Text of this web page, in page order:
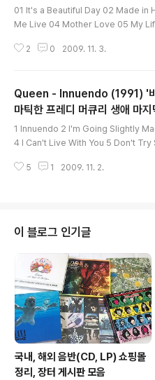
오 앨범'
01 It's a Beautiful Day 02 Made in
Me Live 04 Mother Love 05 My
Everyone 08 Too Much Love Will
dden Track) 새로운 퀸 리뷰와 정보들
버 포스트로 이전하였습니다. http://
2 0 2009. 11. 3.
Queen - Innuendo (1991) '
마틱한 프레디 머큐리 생애 마
1 Innuendo 2 I'm Going Slightly
4 I Can't Live With You 5 Don't Try
e The Days Of Our Lives 9 Delilah
라마틱한 프레디 머큐리 생애 마지막 앨
Innuendo 1991년 2월 5일 발매. UK 1
록 01 Innuendo 02 I'm Goi..
5 1 2009. 11. 2.
이 블로그 인기글
국내, 해외 음반(CD, LP) 쇼핑몰
정리, 장터 게시판 모음